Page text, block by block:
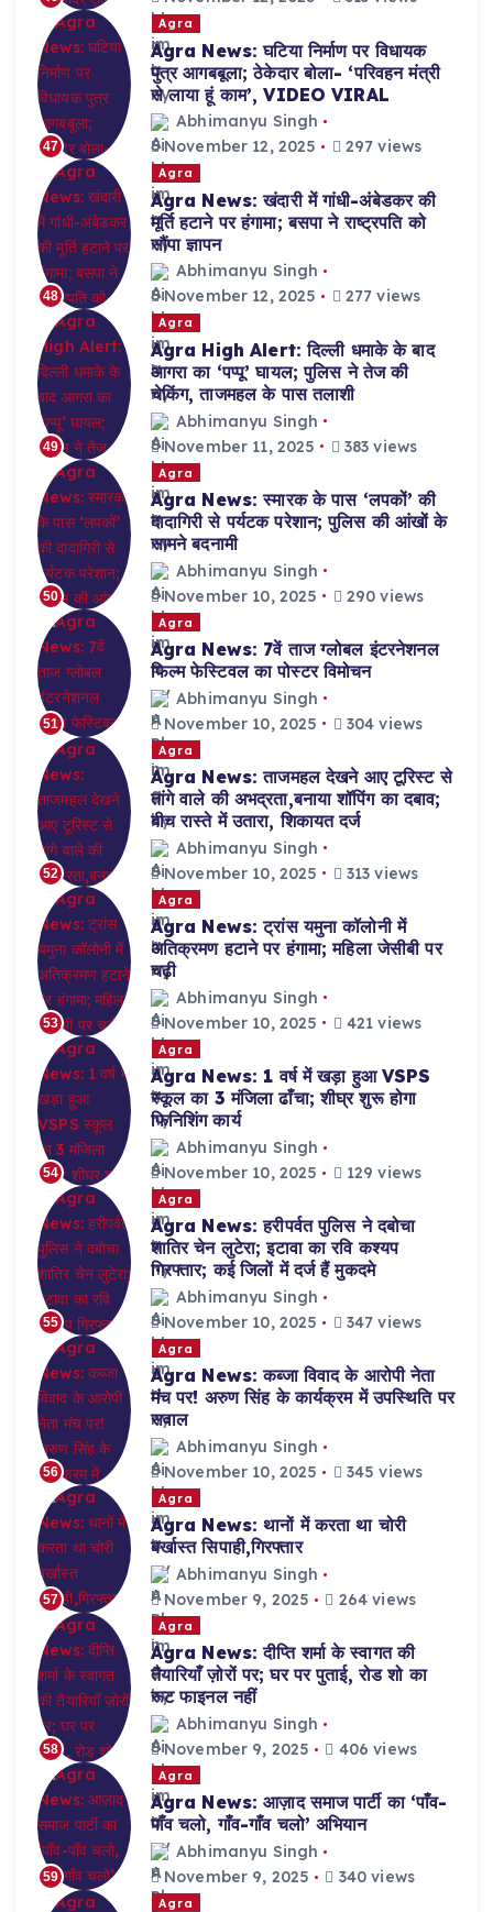
47
Agra
Agra News: घटिया निर्माण पर विधायक
पुत्र आगबबूला; ठेकेदार बोला- ‘परिवहन मंत्री
से लाया हूं काम’, VIDEO VIRAL
Abhimanyu Singh
November 12, 2025
297 views
48
Agra
Agra News: खंदारी में गांधी-अंबेडकर की
मूर्ति हटाने पर हंगामा; बसपा ने राष्ट्रपति को
सौंपा ज्ञापन
Abhimanyu Singh
November 12, 2025
277 views
49
Agra
Agra High Alert: दिल्ली धमाके के बाद
आगरा का ‘पप्पू’ घायल; पुलिस ने तेज की
चेकिंग, ताजमहल के पास तलाशी
Abhimanyu Singh
November 11, 2025
383 views
50
Agra
Agra News: स्मारक के पास ‘लपकों’ की
दादागिरी से पर्यटक परेशान; पुलिस की आंखों के
सामने बदनामी
Abhimanyu Singh
November 10, 2025
290 views
51
Agra
Agra News: 7वें ताज ग्लोबल इंटरनेशनल
फिल्म फेस्टिवल का पोस्टर विमोचन
Abhimanyu Singh
November 10, 2025
304 views
52
Agra
Agra News: ताजमहल देखने आए टूरिस्ट से
तांगे वाले की अभद्रता,बनाया शॉपिंग का दबाव;
बीच रास्ते में उतारा, शिकायत दर्ज
Abhimanyu Singh
November 10, 2025
313 views
53
Agra
Agra News: ट्रांस यमुना कॉलोनी में
अतिक्रमण हटाने पर हंगामा; महिला जेसीबी पर
चढ़ी
Abhimanyu Singh
November 10, 2025
421 views
54
Agra
Agra News: 1 वर्ष में खड़ा हुआ VSPS
स्कूल का 3 मंजिला ढाँचा; शीघ्र शुरू होगा
फिनिशिंग कार्य
Abhimanyu Singh
November 10, 2025
129 views
55
Agra
Agra News: हरीपर्वत पुलिस ने दबोचा
शातिर चेन लुटेरा; इटावा का रवि कश्यप
गिरफ्तार; कई जिलों में दर्ज हैं मुकदमे
Abhimanyu Singh
November 10, 2025
347 views
56
Agra
Agra News: कब्जा विवाद के आरोपी नेता
मंच पर! अरुण सिंह के कार्यक्रम में उपस्थिति पर
सवाल
Abhimanyu Singh
November 10, 2025
345 views
57
Agra
Agra News: थानों में करता था चोरी
बर्खास्त सिपाही,गिरफ्तार
Abhimanyu Singh
November 9, 2025
264 views
58
Agra
Agra News: दीप्ति शर्मा के स्वागत की
तैयारियाँ ज़ोरों पर; घर पर पुताई, रोड शो का
रूट फाइनल नहीं
Abhimanyu Singh
November 9, 2025
406 views
59
Agra
Agra News: आज़ाद समाज पार्टी का ‘पाँव-
पाँव चलो, गाँव-गाँव चलो’ अभियान
Abhimanyu Singh
November 9, 2025
340 views
Agra